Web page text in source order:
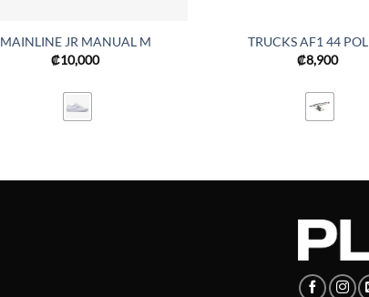
MAINLINE JR MANUAL M
₡10,000
TRUCKS AF1 44
₡8,900